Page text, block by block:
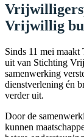
Vrijwillig
Sinds 11 mei
uit van Stichting
samenwerking
dienstverlening én
verder uit.
Door de
kunnen